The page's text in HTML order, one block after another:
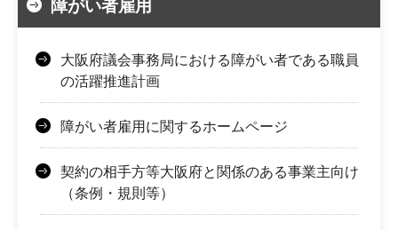
障がい者雇用
大阪府議会事務局における障がい者である職員
の活躍推進計画
障がい者雇用に関するホームページ
契約の相手方等大阪府と関係のある事業主向け
（条例・規則等）